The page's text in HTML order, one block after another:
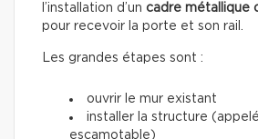
l’installation d’un cadre métallique
pour recevoir la porte et son rail.
Les grandes étapes sont :
ouvrir le mur existant
installer la structure
escamotable)